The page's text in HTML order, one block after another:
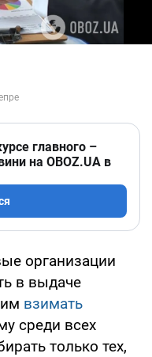
главного –
на OBOZ.UA в
организации
в выдаче
взимать
среди всех
только тех,